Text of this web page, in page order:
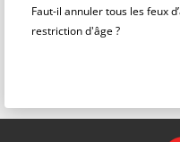
Faut-il annuler tous les feux
restriction d'âge ?